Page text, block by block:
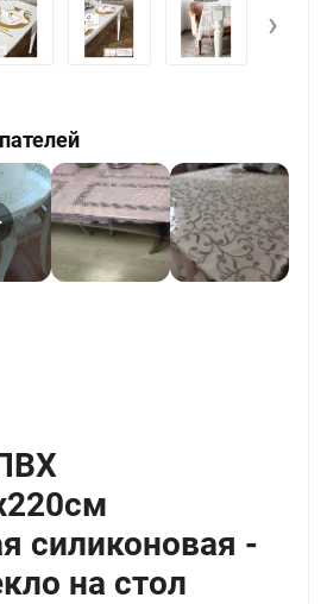
›
силиконовая -
на стол